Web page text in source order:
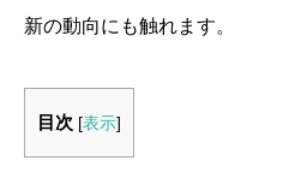
新の動向にも触れます。
目次 [表示]